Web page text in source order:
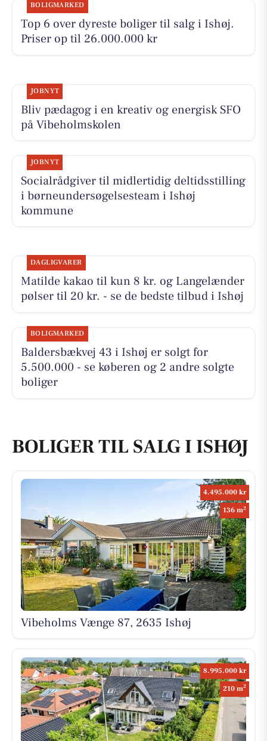
BOLIGMARKED
Top 6 over dyreste boliger til salg i Ishøj.
Priser op til 26.000.000 kr
JOBNYT
Bliv pædagog i en kreativ og energisk SFO
på Vibeholmskolen
JOBNYT
Socialrådgiver til midlertidig deltidsstilling
i børneundersøgelsesteam i Ishøj
kommune
DAGLIGVARER
Matilde kakao til kun 8 kr. og Langelænder
pølser til 20 kr. - se de bedste tilbud i Ishøj
BOLIGMARKED
Baldersbækvej 43 i Ishøj er solgt for
5.500.000 - se køberen og 2 andre solgte
boliger
BOLIGER TIL SALG I ISHØJ
4.495.000 kr
136 m2
Vibeholms Vænge 87, 2635 Ishøj
8.995.000 kr
210 m2